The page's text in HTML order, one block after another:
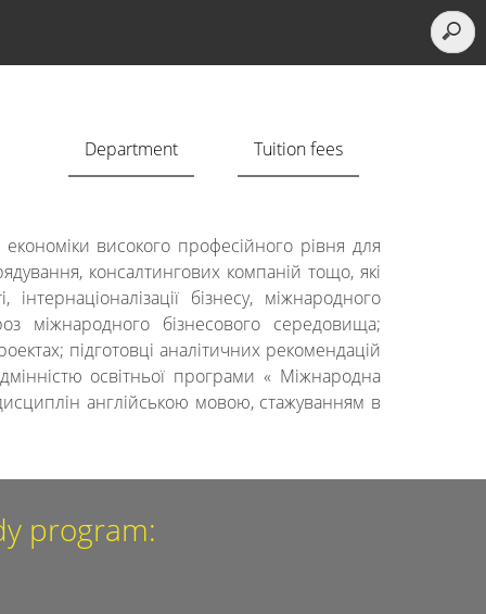
Department Tuition fees
високого професійного рівня для
консалтингових компаній тощо, які
бізнесу, міжнародного
міжнародного бізнесового середовища;
підготовці аналітичних рекомендацій
освітньої програми « Міжнародна
англійською мовою, стажуванням в
program: